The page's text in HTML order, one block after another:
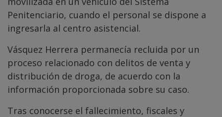
Penitenciario, cuando el personal se dispone a
ingresarla al centro asistencial.
Vásquez Herrera permanecía recluida por un
proceso relacionado con delitos de venta y
distribución de droga, de acuerdo con la
información proporcionada sobre su caso.
Tras conocerse el fallecimiento, fiscales y